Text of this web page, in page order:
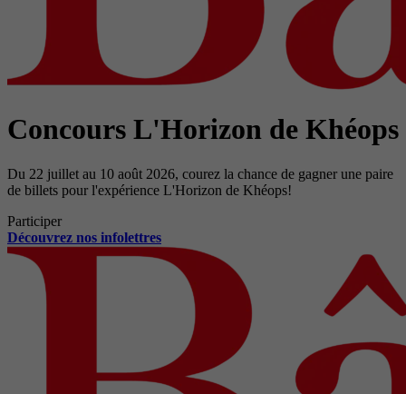
Concours L'Horizon de Khéops
Du 22 juillet au 10 août 2026, courez la chance de gagner une paire
de billets pour l'expérience L'Horizon de Khéops!
Participer
Découvrez nos infolettres